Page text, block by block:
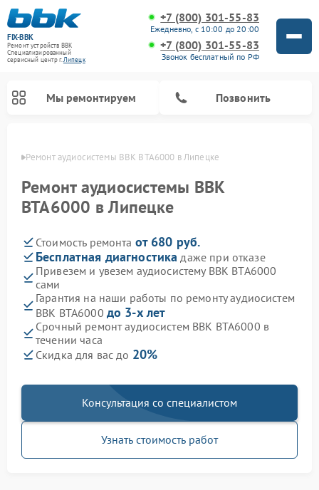
FIX-BBK
Ремонт устройств BBK
Специализированный
cервисный центр г.Липецк
+7 (800) 301-55-83
Ежедневно, с 10:00 до 20:00
+7 (800) 301-55-83
Звонок бесплатный по РФ
Мы ремонтируем Позвонить
Ремонт аудиосистемы BBK BTA6000 в Липецке
Ремонт аудиосистемы BBK
BTA6000 в Липецке
Стоимость ремонта от 680 руб.
Бесплатная диагностика даже при отказе
Привезем и увезем аудиосистему BBK BTA6000
сами
Гарантия на наши работы по ремонту аудиосистем
BBK BTA6000 до 3-х лет
Срочный ремонт аудиосистем BBK BTA6000 в
течении часа
Скидка для вас до 20%
Консультация со специалистом
Узнать стоимость работ